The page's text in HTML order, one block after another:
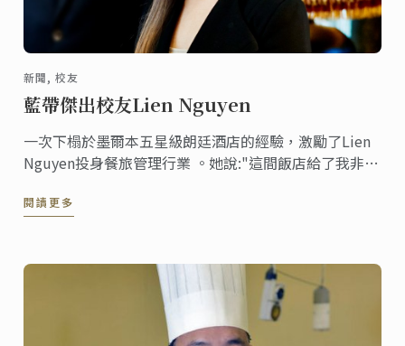
新聞, 校友
藍帶傑出校友Lien Nguyen
一次下榻於墨爾本五星級朗廷酒店的經驗，激勵了Lien
Nguyen投身餐旅管理行業 。她說:"這間飯店給了我非常
人員臉上都掛著令人難忘的笑容。"
閱讀更多